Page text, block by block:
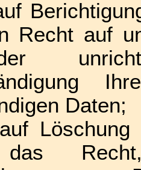
Recht auf
Daten;
das